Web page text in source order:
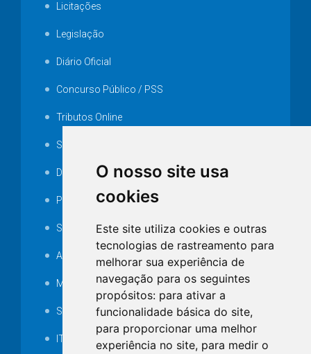
O nosso site usa
cookies
Este site utiliza cookies e outras
tecnologias de rastreamento para
melhorar sua experiência de
navegação para os seguintes
propósitos: para ativar a
funcionalidade básica do site,
para proporcionar uma melhor
experiência no site, para medir o
Licitações
Legislação
Diário Oficial
Concurso Público / PSS
Tributos Online
Serviços ISS-E
Decretos
Portarias
SAMAE
Audiência pública
MANUTENÇÃO DE ILUMINAÇÃO PÚBLICA
Serviços Técnicos TI
ITR